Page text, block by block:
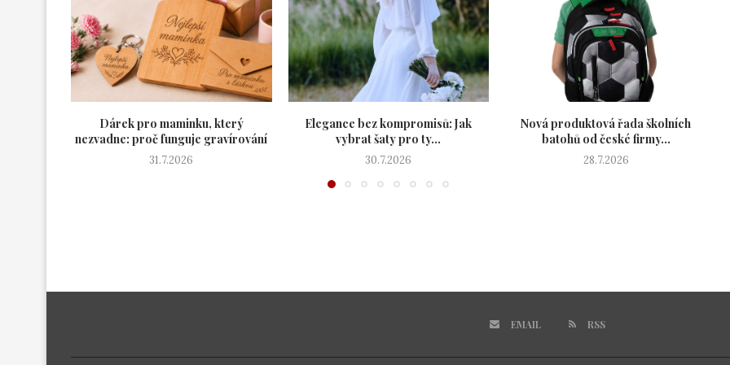
Dárek pro maminku, který
nezvadne: proč funguje gravírování
31.7.2026
Elegance bez kompromisů: Jak
vybrat šaty pro ty...
30.7.2026
Nová produktová řada školních
batohů od české firmy...
28.7.2026
EMAIL RSS